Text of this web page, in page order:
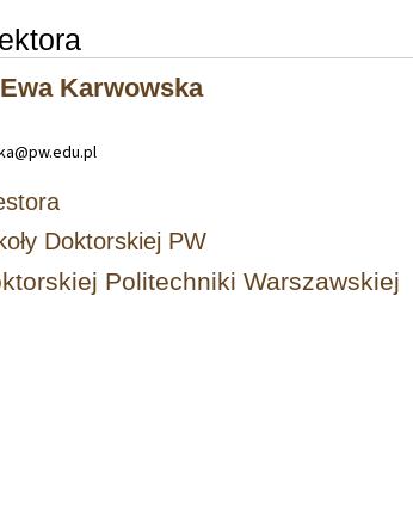
Karwowska
.edu.pl
Doktorskiej PW
Politechniki Warszawskiej